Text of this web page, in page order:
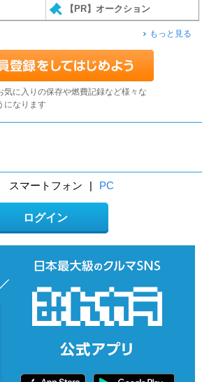
【PR】オークション
もっと見る
気に入りの保存や燃費記録など様々な
になります
スマートフォン | PC
ログイン